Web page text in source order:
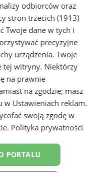
Dzieci 5-10-15
902 Bytom
Dzieci 5-10-15
Bytom
odbiorców oraz
stron trzecich (1913)
Twoje dane w tych i
precyzyjne
urządzenia. Twoje
tej witryny. Niektórzy
na prawnie
na zgodzie; masz
w Ustawieniach reklam.
swoją zgodę w
. Polityka prywatności
PORTALU